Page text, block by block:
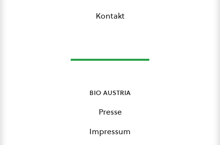
Kontakt
bio austria
Presse
Impressum